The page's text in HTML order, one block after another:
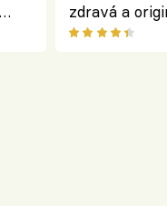
zdravá a
klasiky